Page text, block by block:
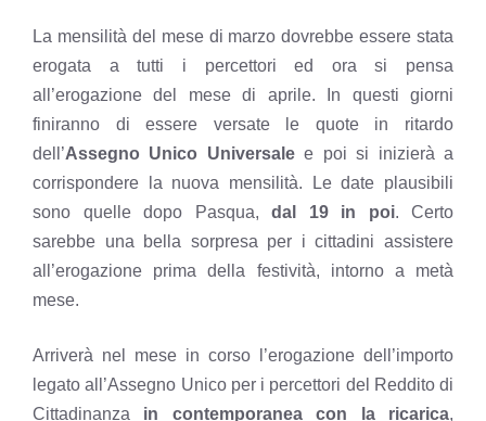
La mensilità del mese di marzo dovrebbe essere stata
erogata a tutti i percettori ed ora si pensa
all’erogazione del mese di aprile. In questi giorni
finiranno di essere versate le quote in ritardo
dell’Assegno Unico Universalee poi si inizierà a
corrispondere la nuova mensilità. Le date plausibili
sono quelle dopo Pasqua, dal 19 in poi. Certo
sarebbe una bella sorpresa per i cittadini assistere
all’erogazione prima della festività, intorno a metà
mese.
Arriverà nel mese in corso l’erogazione dell’importo
legato all’Assegno Unico per i percettori del Reddito di
Cittadinanza in contemporanea con la ricarica,